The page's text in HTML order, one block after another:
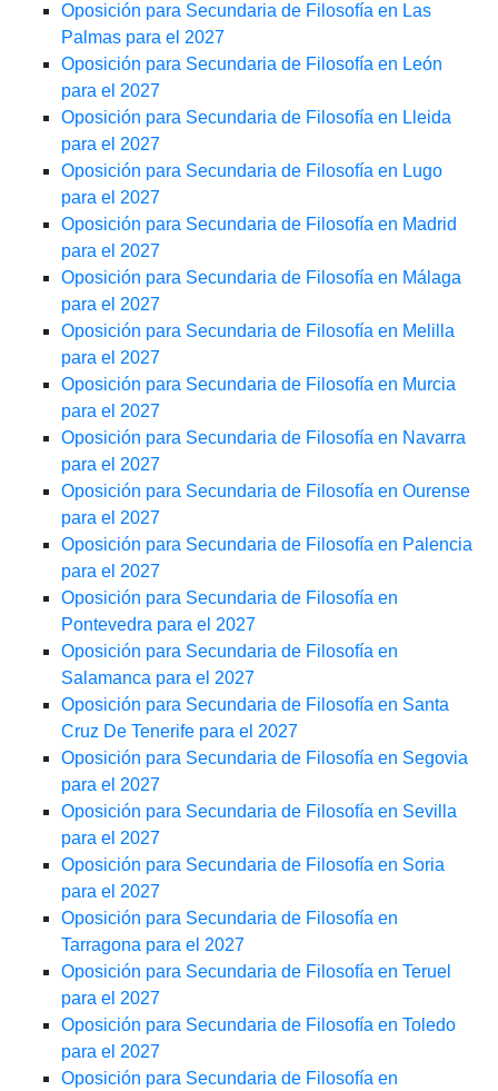
Oposición para Secundaria de Filosofía en Las
Palmas para el 2027
Oposición para Secundaria de Filosofía en León
para el 2027
Oposición para Secundaria de Filosofía en Lleida
para el 2027
Oposición para Secundaria de Filosofía en Lugo
para el 2027
Oposición para Secundaria de Filosofía en Madrid
para el 2027
Oposición para Secundaria de Filosofía en Málaga
para el 2027
Oposición para Secundaria de Filosofía en Melilla
para el 2027
Oposición para Secundaria de Filosofía en Murcia
para el 2027
Oposición para Secundaria de Filosofía en Navarra
para el 2027
Oposición para Secundaria de Filosofía en Ourense
para el 2027
Oposición para Secundaria de Filosofía en Palencia
para el 2027
Oposición para Secundaria de Filosofía en
Pontevedra para el 2027
Oposición para Secundaria de Filosofía en
Salamanca para el 2027
Oposición para Secundaria de Filosofía en Santa
Cruz De Tenerife para el 2027
Oposición para Secundaria de Filosofía en Segovia
para el 2027
Oposición para Secundaria de Filosofía en Sevilla
para el 2027
Oposición para Secundaria de Filosofía en Soria
para el 2027
Oposición para Secundaria de Filosofía en
Tarragona para el 2027
Oposición para Secundaria de Filosofía en Teruel
para el 2027
Oposición para Secundaria de Filosofía en Toledo
para el 2027
Oposición para Secundaria de Filosofía en